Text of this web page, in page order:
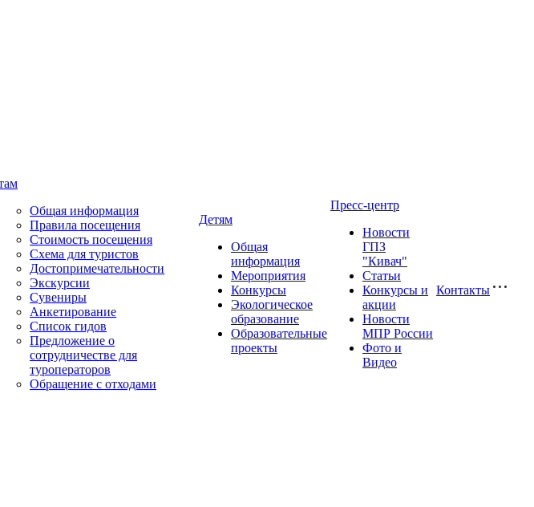
Общая информация
Правила посещения
Стоимость посещения
Схема для туристов
Достопримечательности
Экскурсии
Сувениры
Анкетирование
Список гидов
Предложение о
сотрудничестве для
туроператоров
Обращение с отходами
Детям
Общая
информация
Мероприятия
Конкурсы
Экологическое
образование
Образовательные
проекты
Пресс-центр
Новости
ГПЗ
"Кивач"
Статьи
Конкурсы и
акции
Новости
МПР России
Фото и
Видео
Контакты